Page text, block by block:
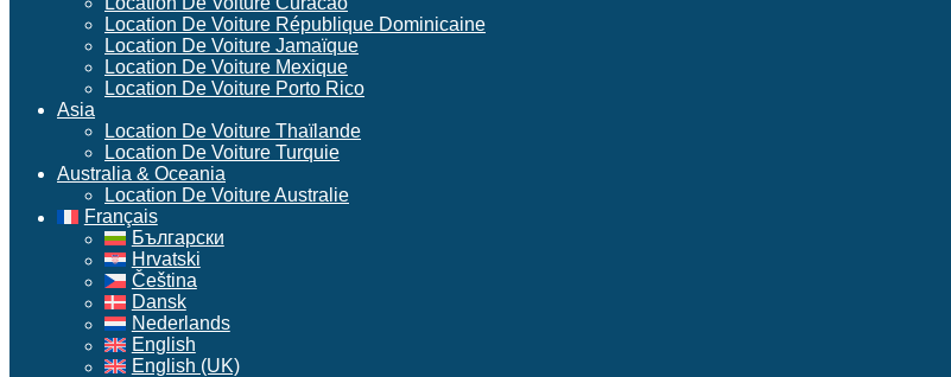
Location De Voiture République Dominicaine
Location De Voiture Jamaïque
Location De Voiture Mexique
Location De Voiture Porto Rico
Asia
Location De Voiture Thaïlande
Location De Voiture Turquie
Australia & Oceania
Location De Voiture Australie
Français
Български
Hrvatski
Čeština
Dansk
Nederlands
English
English (UK)